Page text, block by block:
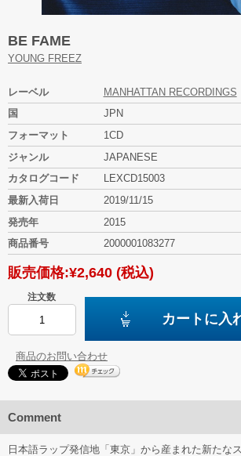
BE FAME
YOUNG FREEZ
レーベル
MANHATTAN RECORDINGS
国
JPN
フォーマット
1CD
ジャンル
JAPANESE
カタログコード
LEXCD15003
最新入荷日
2019/11/15
発売年
2015
商品番号
2000001083277
販売価格:¥2,640 (税込)
注文数
カートに入
商品のお問い合わせ
Comment
日本語ラップ発信地「東京」から産まれた新たな